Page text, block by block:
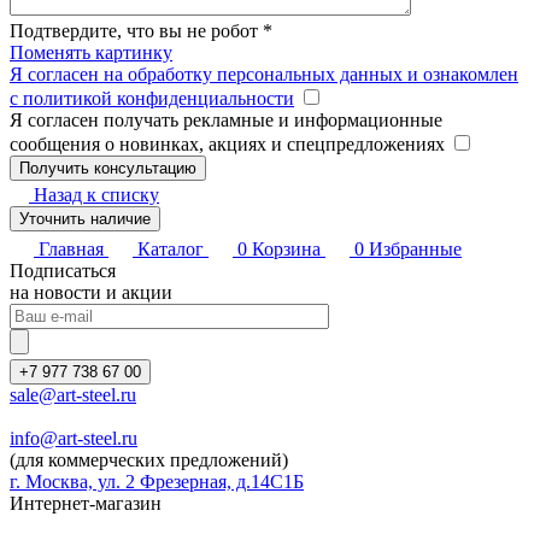
Подтвердите, что вы не робот *
Поменять картинку
Я согласен на обработку персональных данных и ознакомлен
с политикой конфиденциальности
Я согласен получать рекламные и информационные
сообщения о новинках, акциях и спецпредложениях
Назад к списку
Уточнить наличие
Главная Каталог 0 Корзина 0 Избранные
Подписаться
на новости и акции
+7 977 738 67 00
sale@art-steel.ru
info@art-steel.ru
(для коммерческих предложений)
г. Москва, ул. 2 Фрезерная, д.14С1Б
Интернет-магазин